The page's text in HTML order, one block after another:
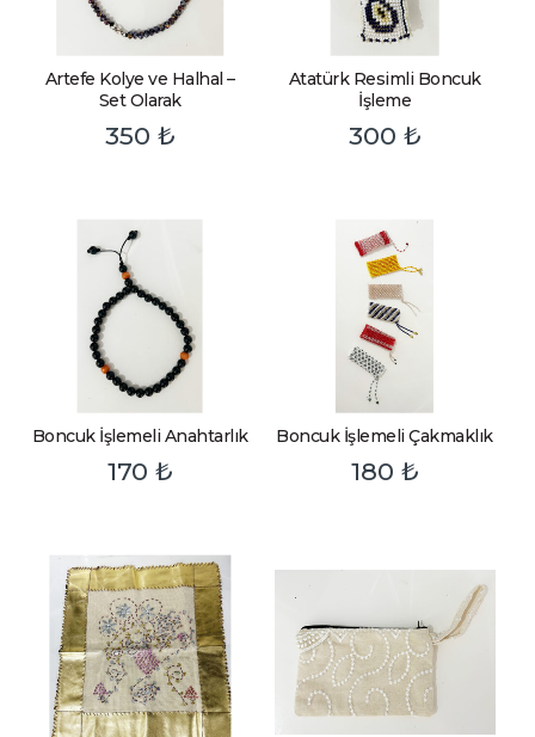
Artefe Kolye ve Halhal –
Set Olarak
350 ₺
Atatürk Resimli Boncuk
İşleme
300 ₺
Boncuk İşlemeli Anahtarlık
170₺
Boncuk İşlemeli Çakmaklık
180 ₺